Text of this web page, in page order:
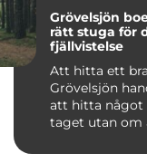
Grövelsjön
rätt stuga för
fjällvistelse
Att hitta ett
Grövelsjön
att hitta något
taget utan